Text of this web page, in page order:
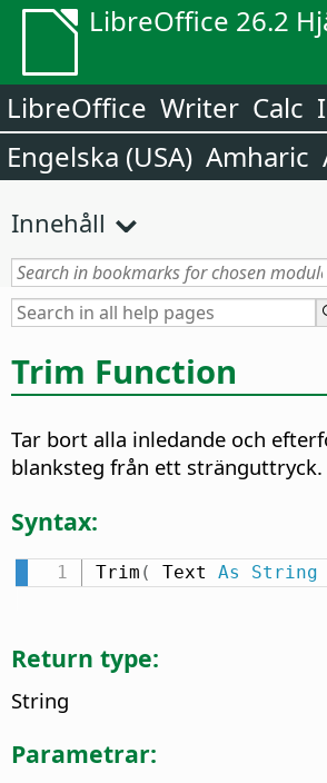
LibreOffice 26.2
LibreOffice Writer Calc
Engelska (USA) Amharic
Innehåll
Trim Function
Tar bort alla inledande och
blanksteg från ett stränguttryck.
Syntax:
Trim ( Text As String
Return type:
String
Parametrar: